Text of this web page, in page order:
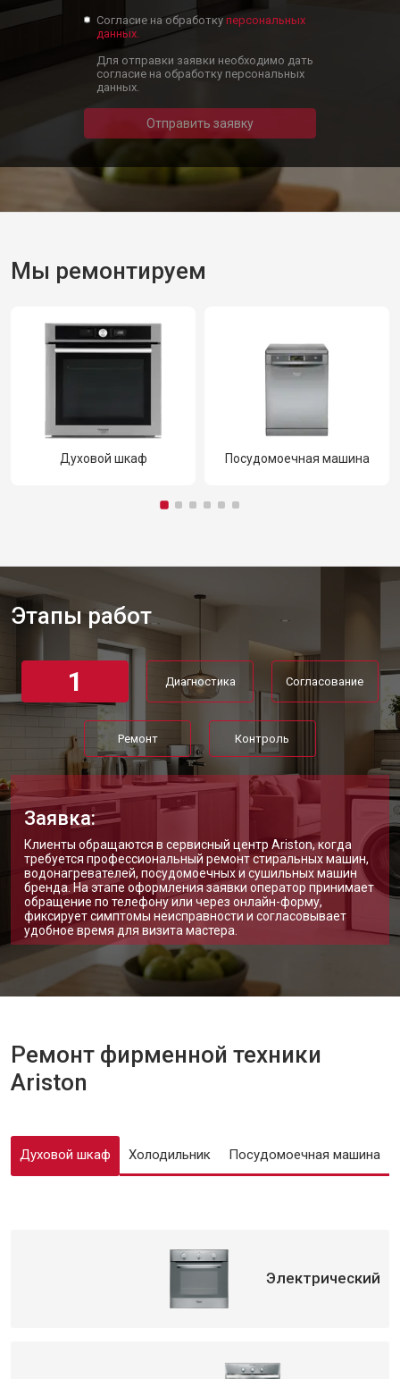
Согласие на обработку персональных
данных.
Для отправки заявки необходимо дать
согласие на обработку персональных
данных.
Отправить заявку
Мы ремонтируем
Посудомоечная машина Кофемашина
Этапы работ
1 Диагностика Согласование
Ремонт Контроль
Заявка:
Клиенты обращаются в сервисный центр Ariston, когда
требуется профессиональный ремонт стиральных машин,
водонагревателей, посудомоечных и сушильных машин
бренда. На этапе оформления заявки оператор принимает
обращение по телефону или через онлайн-форму,
фиксирует симптомы неисправности и согласовывает
удобное время для визита мастера.
Ремонт фирменной техники
Ariston
Духовой шкаф Холодильник Посудомоечная машина
Электрический